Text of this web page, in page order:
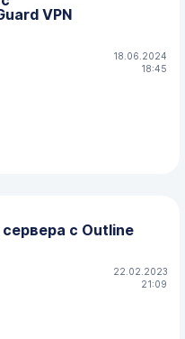
VPN
18.06.2024
18:45
с Outline
22.02.2023
21:09